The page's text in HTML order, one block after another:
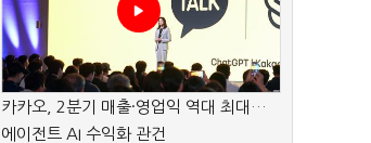
카카오, 2분기 매출·영업익 역대 최대…
에이전트 AI 수익화 관건